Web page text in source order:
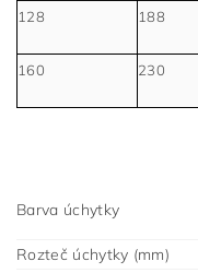
128 188
160 230
Barva úchytky
Rozteč úchytky (mm)